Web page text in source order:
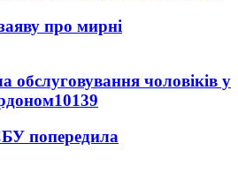
про мирні
обслуговування чоловіків у
10139
попередила